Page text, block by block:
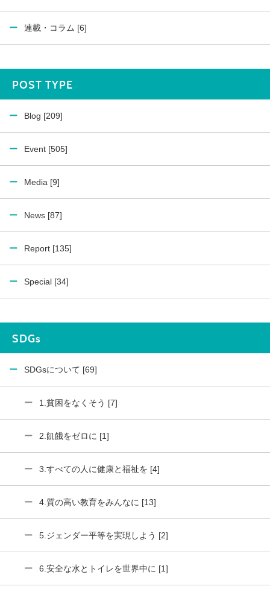
連載・コラム [6]
POST TYPE
Blog [209]
Event [505]
Media [9]
News [87]
Report [135]
Special [34]
SDGs
SDGsについて [69]
1.貧困をなくそう [7]
2.飢餓をゼロに [1]
3.すべての人に健康と福祉を [4]
4.質の高い教育をみんなに [13]
5.ジェンダー平等を実現しよう [2]
6.安全な水とトイレを世界中に [1]